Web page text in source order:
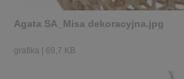
Agata SA_Misa dekoracyjna.jpg
grafika | 69,7 KB